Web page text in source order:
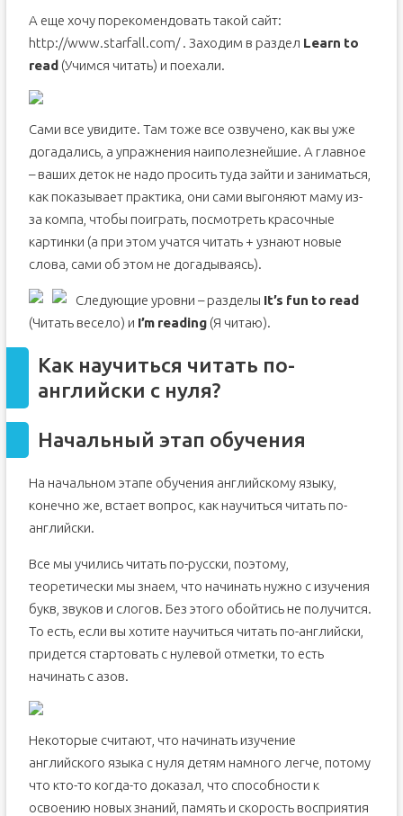
А еще хочу порекомендовать такой сайт:
http://www.starfall.com/ . Заходим в раздел Learn to
read(Учимся читать) и поехали.
Сами все увидите. Там тоже все озвучено, как вы уже
догадались, а упражнения наиполезнейшие. А главное
– ваших деток не надо просить туда зайти и заниматься,
как показывает практика, они сами выгоняют маму из-
за компа, чтобы поиграть, посмотреть красочные
картинки (а при этом учатся читать + узнают новые
слова, сами об этом не догадываясь).
Следующие уровни – разделы It’s fun to read
(Читать весело) и I’m reading(Я читаю).
Как научиться читать по-
английски с нуля?
Начальный этап обучения
На начальном этапе обучения английскому языку,
конечно же, встает вопрос, как научиться читать по-
английски.
Все мы учились читать по-русски, поэтому,
теоретически мы знаем, что начинать нужно с изучения
букв, звуков и слогов. Без этого обойтись не получится.
То есть, если вы хотите научиться читать по-английски,
придется стартовать с нулевой отметки, то есть
начинать с азов.
Некоторые считают, что начинать изучение
английского языка с нуля детям намного легче, потому
что кто-то когда-то доказал, что способности к
освоению новых знаний, память и скорость восприятия